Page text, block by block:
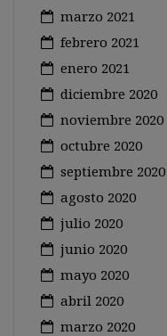
marzo 2021
febrero 2021
enero 2021
diciembre 2020
noviembre 2020
octubre 2020
septiembre 2020
agosto 2020
julio 2020
junio 2020
mayo 2020
abril 2020
marzo 2020